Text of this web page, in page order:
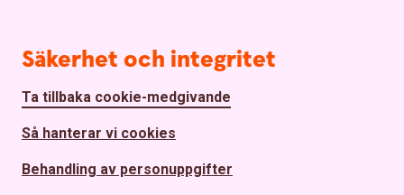
Säkerhet och integritet
Ta tillbaka cookie-medgivande
Så hanterar vi cookies
Behandling av personuppgifter